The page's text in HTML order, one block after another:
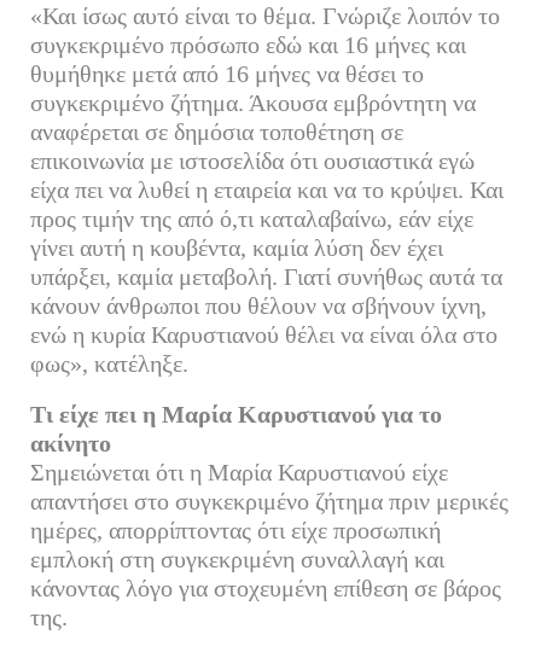
«Και ίσως αυτό είναι το θέμα. Γνώριζε λοιπόν το
συγκεκριμένο πρόσωπο εδώ και 16 μήνες και
θυμήθηκε μετά από 16 μήνες να θέσει το
συγκεκριμένο ζήτημα. Άκουσα εμβρόντητη να
αναφέρεται σε δημόσια τοποθέτηση σε
επικοινωνία με ιστοσελίδα ότι ουσιαστικά εγώ
είχα πει να λυθεί η εταιρεία και να το κρύψει. Και
προς τιμήν της από ό,τι καταλαβαίνω, εάν είχε
γίνει αυτή η κουβέντα, καμία λύση δεν έχει
υπάρξει, καμία μεταβολή. Γιατί συνήθως αυτά τα
κάνουν άνθρωποι που θέλουν να σβήνουν ίχνη,
ενώ η κυρία Καρυστιανού θέλει να είναι όλα στο
φως», κατέληξε.
Τι είχε πει η Μαρία Καρυστιανού για το
ακίνητο
Σημειώνεται ότι η Μαρία Καρυστιανού είχε
απαντήσει στο συγκεκριμένο ζήτημα πριν μερικές
ημέρες, απορρίπτοντας ότι είχε προσωπική
εμπλοκή στη συγκεκριμένη συναλλαγή και
κάνοντας λόγο για στοχευμένη επίθεση σε βάρος
της.